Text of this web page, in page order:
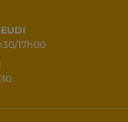
17h00